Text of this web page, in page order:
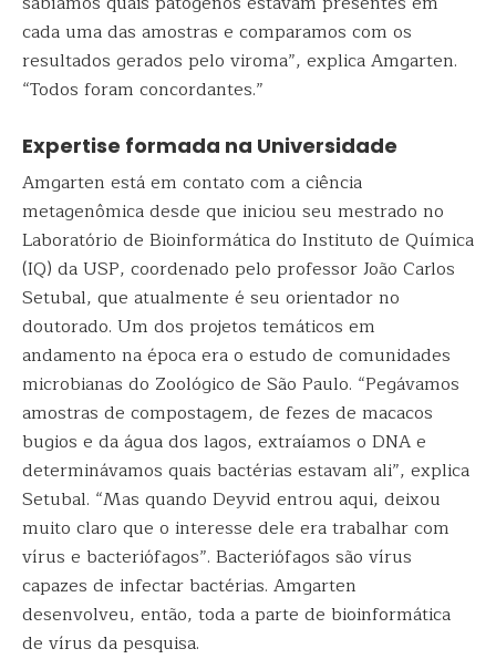
cada uma das amostras e comparamos com os
resultados gerados pelo viroma”, explica Amgarten.
“Todos foram concordantes.”
Expertise formada na Universidade
Amgarten está em contato com a ciência
metagenômica desde que iniciou seu mestrado no
Laboratório de Bioinformática do Instituto de Química
(IQ) da USP, coordenado pelo professor João Carlos
Setubal, que atualmente é seu orientador no
doutorado. Um dos projetos temáticos em
andamento na época era o estudo de comunidades
microbianas do Zoológico de São Paulo. “Pegávamos
amostras de compostagem, de fezes de macacos
bugios e da água dos lagos, extraíamos o DNA e
determinávamos quais bactérias estavam ali”, explica
Setubal. “Mas quando Deyvid entrou aqui, deixou
muito claro que o interesse dele era trabalhar com
vírus e bacteriófagos”. Bacteriófagos são vírus
capazes de infectar bactérias. Amgarten
desenvolveu, então, toda a parte de bioinformática
de vírus da pesquisa.